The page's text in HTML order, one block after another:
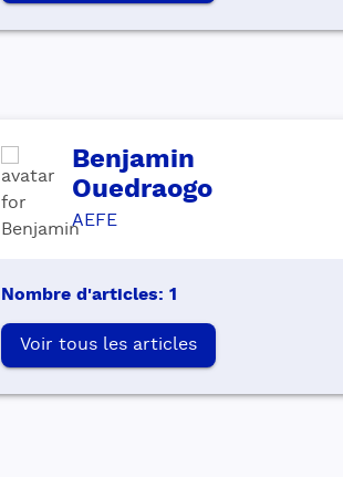
Benjamin
Ouedraogo
AEFE
Nombre d'articles:1
Voir tous les articles